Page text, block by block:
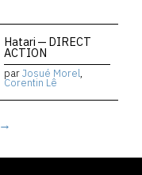
Hatari — DIRECT
ACTION
parJosué Morel,
Corentin Lê
→